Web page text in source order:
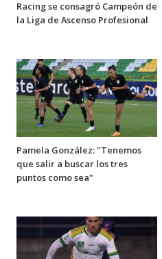
Racing se consagró Campeón de
la Liga de Ascenso Profesional
Pamela González: "Tenemos
que salir a buscar los tres
puntos como sea"